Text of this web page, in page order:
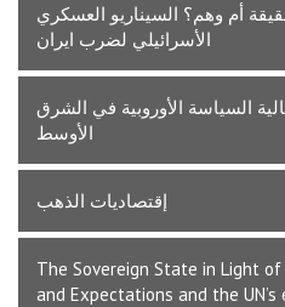
أم وهم؟ السيناريو العسكري
الأسرائيلي لضرب ايران
السياسة الأوروبية في الشرق
الأوسط
إقتصاديات الذهب
The Sovereign State in Light
and Expectations and the